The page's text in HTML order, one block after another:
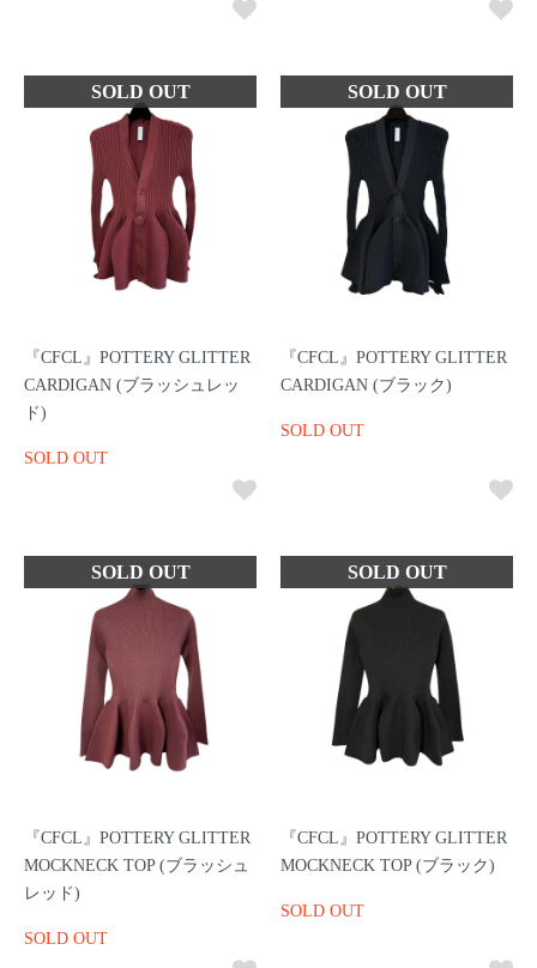
『CFCL』POTTERY GLITTER
CARDIGAN (ブラッシュレッ
ド)
SOLD OUT
『CFCL』POTTERY GLITTER
CARDIGAN (ブラック)
SOLD OUT
『CFCL』POTTERY GLITTER
MOCKNECK TOP (ブラッシュ
レッド)
SOLD OUT
『CFCL』POTTERY GLITTER
MOCKNECK TOP (ブラック)
SOLD OUT